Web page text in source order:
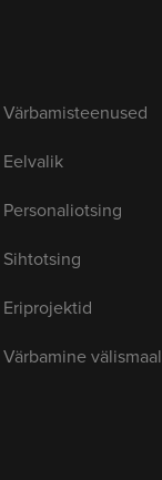
Värbamisteenused
Eelvalik
Personaliotsing
Sihtotsing
Eriprojektid
Värbamine välismaal